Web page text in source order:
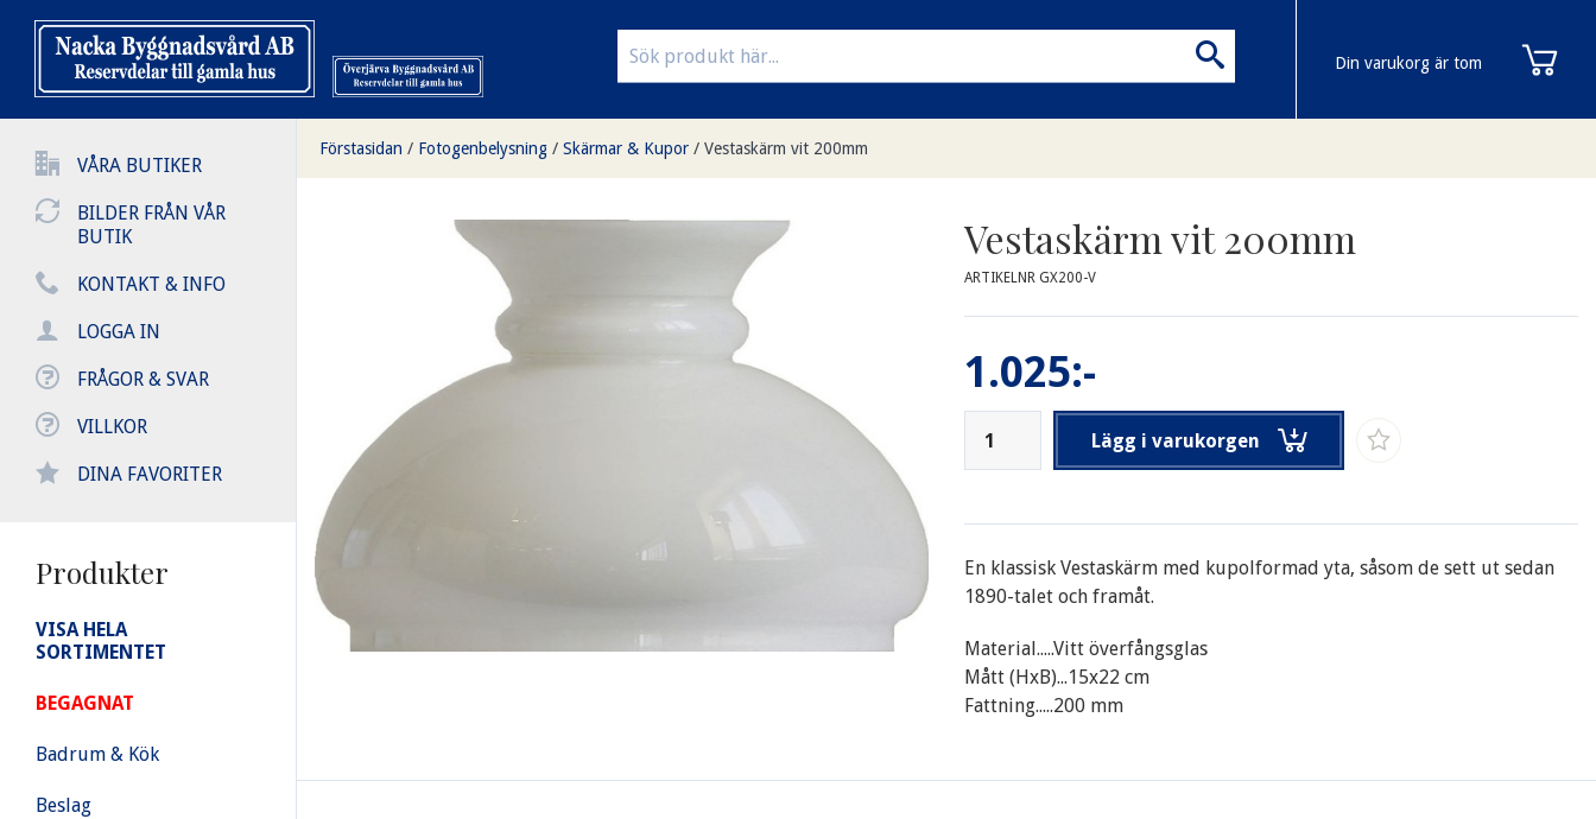
VÅRA BUTIKER
BILDER FRÅN VÅR
BUTIK
KONTAKT & INFO
LOGGA IN
FRÅGOR & SVAR
VILLKOR
DINA FAVORITER
Produkter
VISA HELA
SORTIMENTET
BEGAGNAT
Badrum & Kök
Beslag
Din varukorg är tom
Förstasidan / Fotogenbelysning / Skärmar & Kupor / Vestaskärm vit 200mm
Vestaskärm vit 200mm
ARTIKELNR GX200-V
1.025:-
Lägg i varukorgen
En klassisk Vestaskärm med kupolformad yta, såsom de sett ut sedan
1890-talet och framåt.
Material.....Vitt överfångsglas
Mått (HxB)...15x22 cm
Fattning.....200 mm